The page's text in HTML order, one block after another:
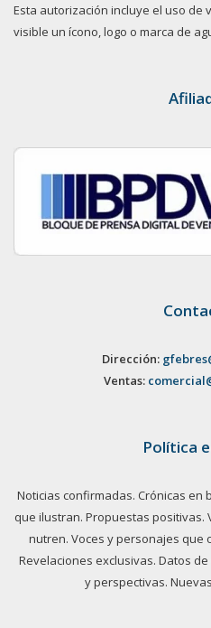
Esta autorización incluye el uso de
visible un ícono, logo o marca de
Dirección:
Ventas:
Política
Noticias confirmadas. Crónicas en
que ilustran. Propuestas positivas.
nutren. Voces y personajes que
Revelaciones exclusivas. Datos
y perspectivas.